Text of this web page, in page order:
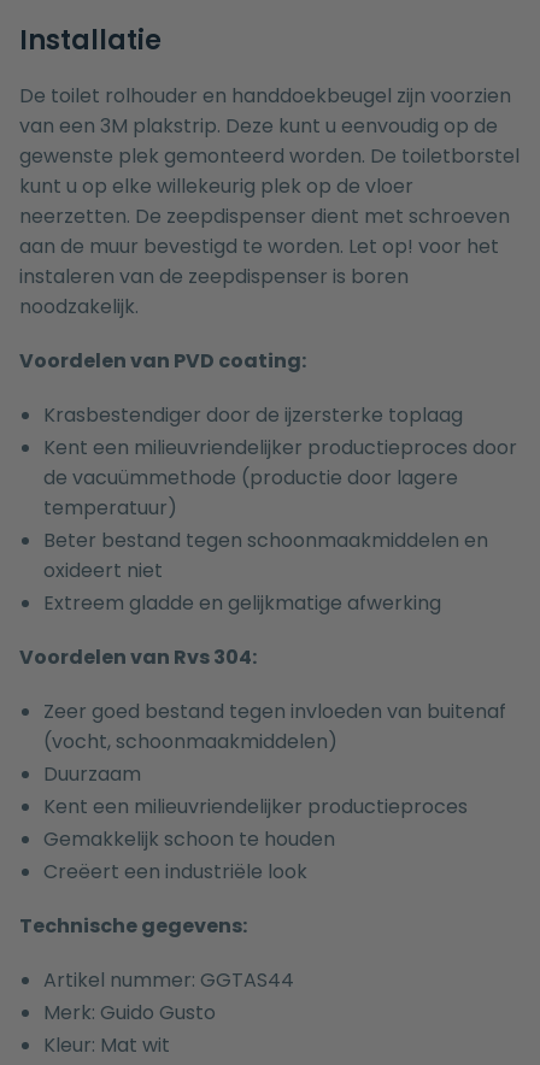
Installatie
De toilet rolhouder en handdoekbeugel zijn voorzien
van een 3M plakstrip. Deze kunt u eenvoudig op de
gewenste plek gemonteerd worden. De toiletborstel
kunt u op elke willekeurig plek op de vloer
neerzetten. De zeepdispenser dient met schroeven
aan de muur bevestigd te worden. Let op! voor het
instaleren van de zeepdispenser is boren
noodzakelijk.
Voordelen van PVD coating:
Krasbestendiger door de ijzersterke toplaag
Kent een milieuvriendelijker productieproces door
de vacuümmethode (productie door lagere
temperatuur)
Beter bestand tegen schoonmaakmiddelen en
oxideert niet
Extreem gladde en gelijkmatige afwerking
Voordelen van Rvs 304:
Zeer goed bestand tegen invloeden van buitenaf
(vocht, schoonmaakmiddelen)
Duurzaam
Kent een milieuvriendelijker productieproces
Gemakkelijk schoon te houden
Creëert een industriële look
Technische gegevens:
Artikel nummer: GGTAS44
Merk: Guido Gusto
Kleur: Mat wit